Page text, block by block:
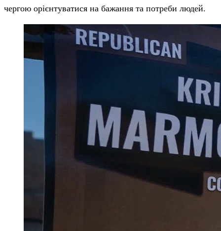
чергою орієнтуватися на бажання та потреби людей.